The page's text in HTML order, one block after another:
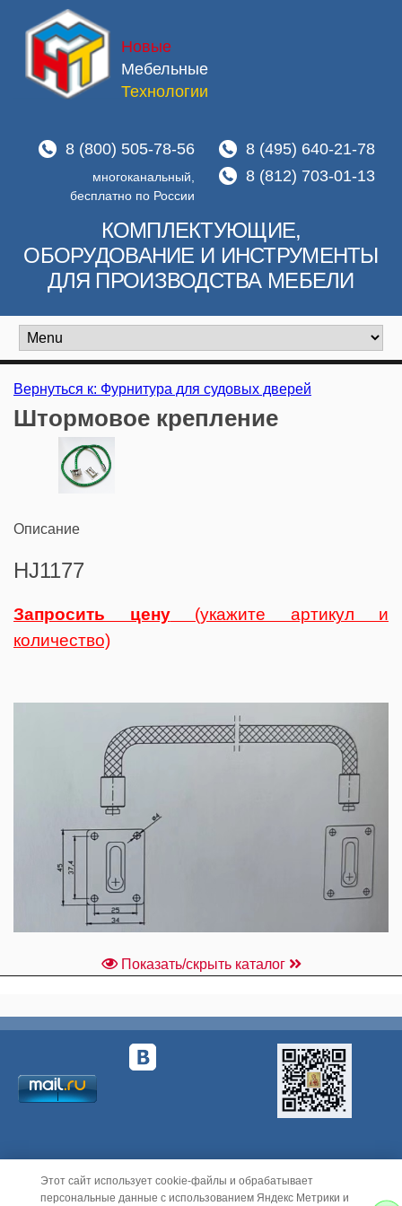
Новые
Мебельные
Технологии
8 (800) 505-78-56
многоканальный,
бесплатно по России
8 (495) 640-21-78
8 (812) 703-01-13
КОМПЛЕКТУЮЩИЕ,
ОБОРУДОВАНИЕ И ИНСТРУМЕНТЫ
ДЛЯ ПРОИЗВОДСТВА МЕБЕЛИ
Вернуться к: Фурнитура для судовых дверей
Штормовое крепление
Описание
HJ1177
Запросить цену(укажите артикул и
количество)
Показать/скрыть каталог
Этот сайт использует cookie-файлы и обрабатывает
персональные данные с использованием Яндекс Метрики и